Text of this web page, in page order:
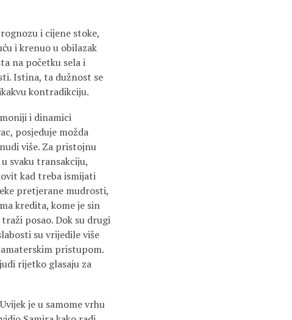
i cijene stoke,
i krenuo u obilazak
na početku sela i
Istina, ta dužnost se
kontradikciju.
i dinamici
posjeduje možda
više. Za pristojnu
svaku transakciju,
kad treba ismijati
pretjerane mudrosti,
kredita, kome je sin
posao. Dok su drugi
su vrijedile više
amaterskim pristupom.
rijetko glasaju za
je u samome vrhu